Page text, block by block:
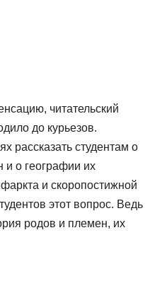
читательский
до курьезов.
рассказать студентам о
и о географии их
и скоропостижной
этот вопрос. Ведь
родов и племен, их